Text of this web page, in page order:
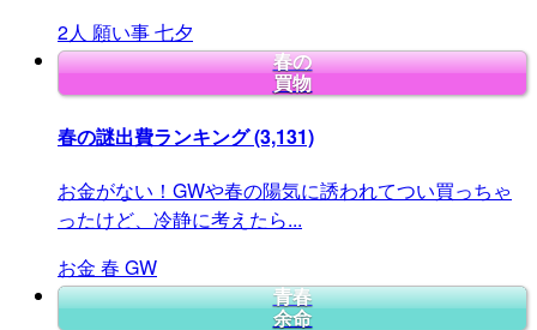
2人 願い事七夕
春の
買物
春の謎出費ランキング(3,131)
お金がない！GWや春の陽気に誘われてつい買っちゃ
ったけど、冷静に考えたら...
お金 春 GW
青春
余命